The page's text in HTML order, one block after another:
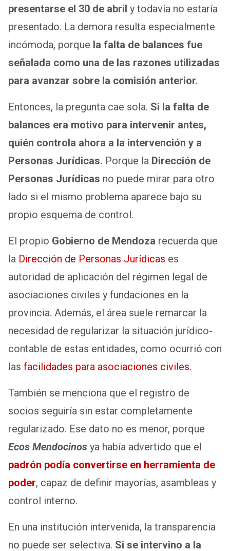
presentarse el 30 de abril y todavía no estaría
presentado. La demora resulta especialmente
incómoda, porque la falta de balances fue
señalada como una de las razones utilizadas
para avanzar sobre la comisión anterior.
Entonces, la pregunta cae sola. Si la falta de
balances era motivo para intervenir antes,
quién controla ahora a la intervención y a
Personas Jurídicas. Porque la Dirección de
Personas Jurídicas no puede mirar para otro
lado si el mismo problema aparece bajo su
propio esquema de control.
El propio Gobierno de Mendoza recuerda que
la Dirección de Personas Jurídicas es
autoridad de aplicación del régimen legal de
asociaciones civiles y fundaciones en la
provincia. Además, el área suele remarcar la
necesidad de regularizar la situación jurídico-
contable de estas entidades, como ocurrió con
las facilidades para asociaciones civiles.
También se menciona que el registro de
socios seguiría sin estar completamente
regularizado. Ese dato no es menor, porque
Ecos Mendocinos ya había advertido que el
padrón podía convertirse en herramienta de
poder, capaz de definir mayorías, asambleas y
control interno.
En una institución intervenida, la transparencia
no puede ser selectiva. Si se intervino a la